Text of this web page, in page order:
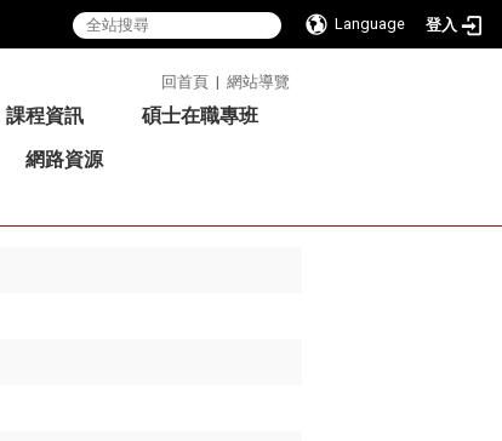
Language 登入
回首頁 | 網站導覽
課程資訊
碩士在職專班
網路資源